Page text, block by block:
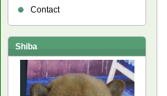
Contact
Shiba